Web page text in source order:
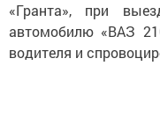
«Гранта», при
автомобилю «ВАЗ
водителя и